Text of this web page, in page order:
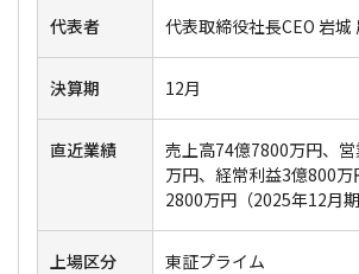
代表者 代表取締役社長CEO 岩城
決算期 12月
直近業績
売上高74億7800万円、
万円、経常利益3億800
2800万円（2025年12月期
上場区分 東証プライム